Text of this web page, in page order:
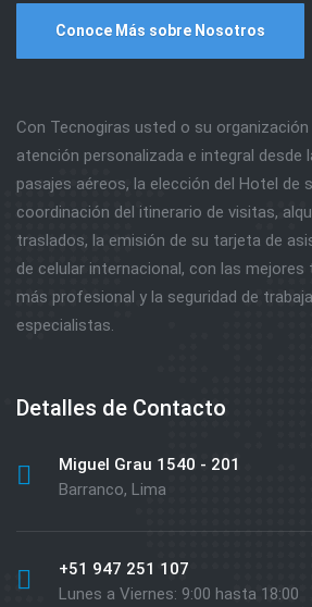
Conoce Más sobre Nosotros
Con Tecnogiras usted o su organización
atención personalizada e integral desde
pasajes aéreos, la elección del Hotel de
coordinación del itinerario de visitas,
traslados, la emisión de su tarjeta de
de celular internacional, con las
más profesional y la seguridad de
especialistas.
Detalles de Contacto
Miguel Grau 1540 - 201
Barranco, Lima
+51 947 251 107
Lunes a Viernes: 9:00 hasta 18:00